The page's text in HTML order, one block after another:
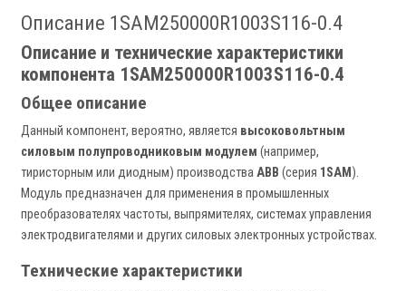
Описание 1SAM250000R1003S116-0.4
Описание и технические характеристики
компонента 1SAM250000R1003S116-0.4
Общее описание
Данный компонент, вероятно, является высоковольтным
силовым полупроводниковым модулем (например,
тиристорным или диодным) производстваABB (серия 1SAM ).
Модуль предназначен для применения в промышленных
преобразователях частоты, выпрямителях, системах управления
электродвигателями и других силовых электронных устройствах.
Технические характеристики